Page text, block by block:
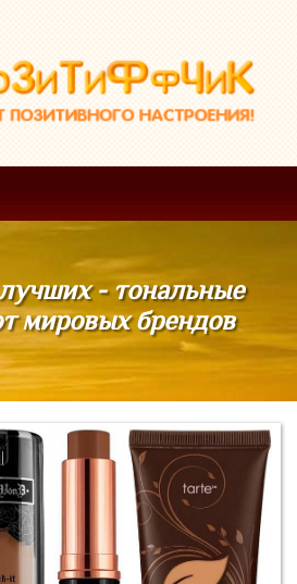
- тональные
мировых брендов